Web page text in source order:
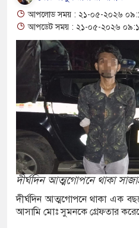
আয়োজন করবে সরকার
সিদ্ধান্তের বার্তা রিয়ালের, চুক্তি
লোকশিল্পী স্বাগত দে আর নেই,
বাংলাদেশিদের সতর্ক করল
থেকে জাতীয় গ্রিডে গ্যাস
আপলোড সময় : ২১-০৫-২০২৬
আপডেট সময় : ২১-০৫-২০২৬
দীর্ঘদিন আত্মগোপনে থাকা
দীর্ঘদিন আত্মগোপনে থাকা এক
আসামি মোঃ সুমনকে গ্রেফতার